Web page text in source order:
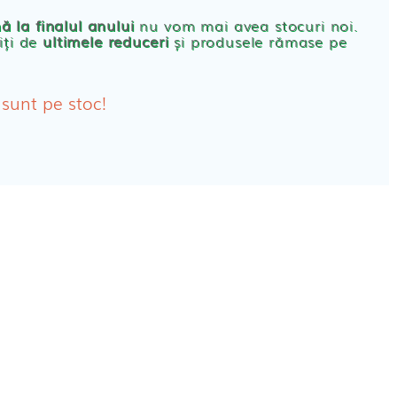
Post-Natale
Incontinenta Urinara
la finalul anuluinu vom mai avea stocuri noi.
de ultimele reduceriși produsele rămase pe
pe stoc!